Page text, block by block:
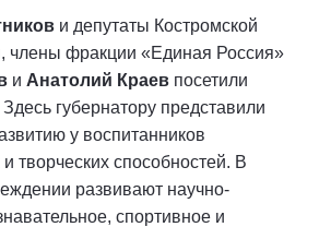
и депутаты Костромской
члены фракции «Единая Россия»
и Анатолий Краев посетили
губернатору представили
у воспитанников
творческих способностей. В
развивают научно-
спортивное и